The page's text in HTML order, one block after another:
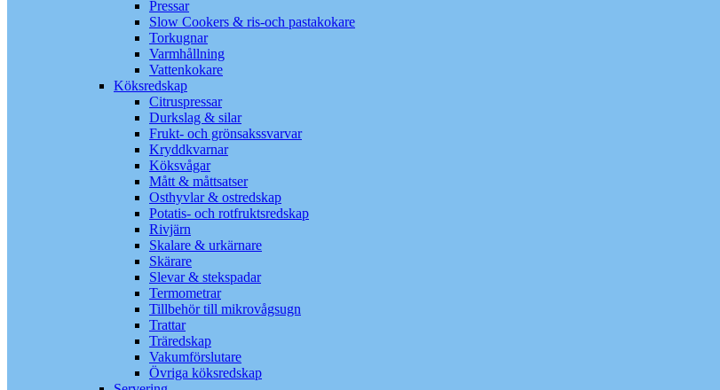
Pressar
Slow Cookers & ris-och pastakokare
Torkugnar
Varmhållning
Vattenkokare
Köksredskap
Citruspressar
Durkslag & silar
Frukt- och grönsakssvarvar
Kryddkvarnar
Köksvågar
Mått & måttsatser
Osthyvlar & ostredskap
Potatis- och rotfruktsredskap
Rivjärn
Skalare & urkärnare
Skärare
Slevar & stekspadar
Termometrar
Tillbehör till mikrovågsugn
Trattar
Träredskap
Vakumförslutare
Övriga köksredskap